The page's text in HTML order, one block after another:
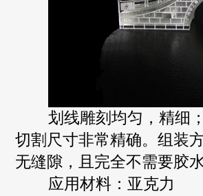
划线雕刻均匀，精细；
切割尺寸非常精确。组装
无缝隙，且完全不需要胶
应用材料：亚克力